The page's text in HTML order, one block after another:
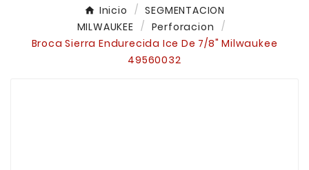
Inicio
SEGMENTACION
MILWAUKEE
Perforacion
Broca Sierra Endurecida Ice De 7/8" Milwaukee
49560032